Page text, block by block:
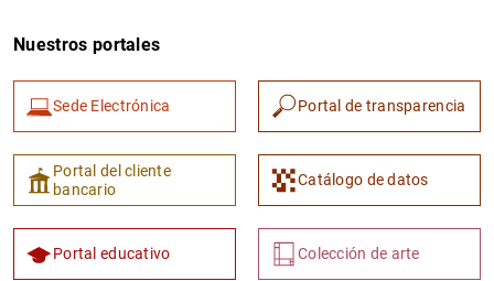
1 2
Nuestros portales
Sede Electrónica Portal de transparencia
Portal del cliente
bancario
Catálogo de datos
Portal educativo Colección de arte